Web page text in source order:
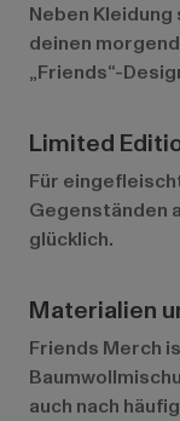
Neben
deinen
„Friends“-
Limited
Für
Gegenständen
glücklich.
Materialien
Friends Merch
auch nach